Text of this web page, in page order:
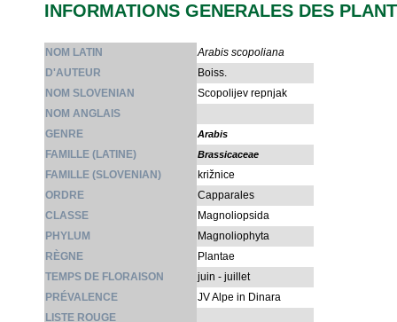
INFORMATIONS GENERALES DES
NOM LATIN
Arabis scopoliana
D'AUTEUR
Boiss.
NOM SLOVENIAN
Scopolijev repnjak
NOM ANGLAIS
GENRE
Arabis
FAMILLE (LATINE) Brassicaceae
FAMILLE (SLOVENIAN)
križnice
ORDRE
Capparales
CLASSE
Magnoliopsida
PHYLUM
Magnoliophyta
RÈGNE
Plantae
TEMPS DE FLORAISON
juin - juillet
PRÉVALENCE
JV Alpe in Dinara
LISTE ROUGE